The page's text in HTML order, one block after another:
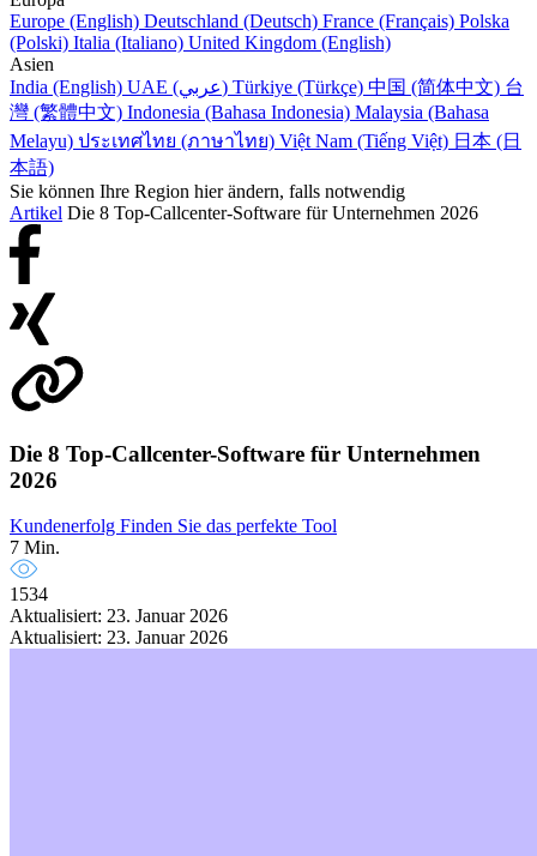
Europe (English) Deutschland (Deutsch) France (Français) Polska
(Polski) Italia (Italiano) United Kingdom (English)
Asien
India (English)
UAE (عربي) Türkiye (Türkçe) 中国 (简体中文) 台
灣 (繁體中文) Indonesia (Bahasa Indonesia) Malaysia (Bahasa
Melayu) ประเทศไทย (ภาษาไทย) Việt Nam (Tiếng Việt) 日本 (日
本語)
Sie können Ihre Region hier ändern, falls notwendig
Artikel Die 8 Top-Callcenter-Software für Unternehmen 2026
Die 8 Top-Callcenter-Software für Unternehmen
2026
Kundenerfolg Finden Sie das perfekte Tool
7 Min.
1534
Aktualisiert: 23. Januar 2026
Aktualisiert: 23. Januar 2026